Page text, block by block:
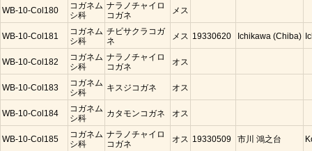
WB-10-Col180
コガネム
シ科
ナラノチャイロ
コガネ
メス
WB-10-Col181
コガネム
シ科
チビサクラコガ
ネ
メス 19330620 Ichikawa (Chiba)
WB-10-Col182
コガネム
シ科
ナラノチャイロ
コガネ
オス
WB-10-Col183
コガネム
シ科
キスジコガネ オス
WB-10-Col184
コガネム
シ科
カタモンコガネ オス
WB-10-Col185
コガネム
シ科
ナラノチャイロ
コガネ
オス 19330509 市川 鴻之台